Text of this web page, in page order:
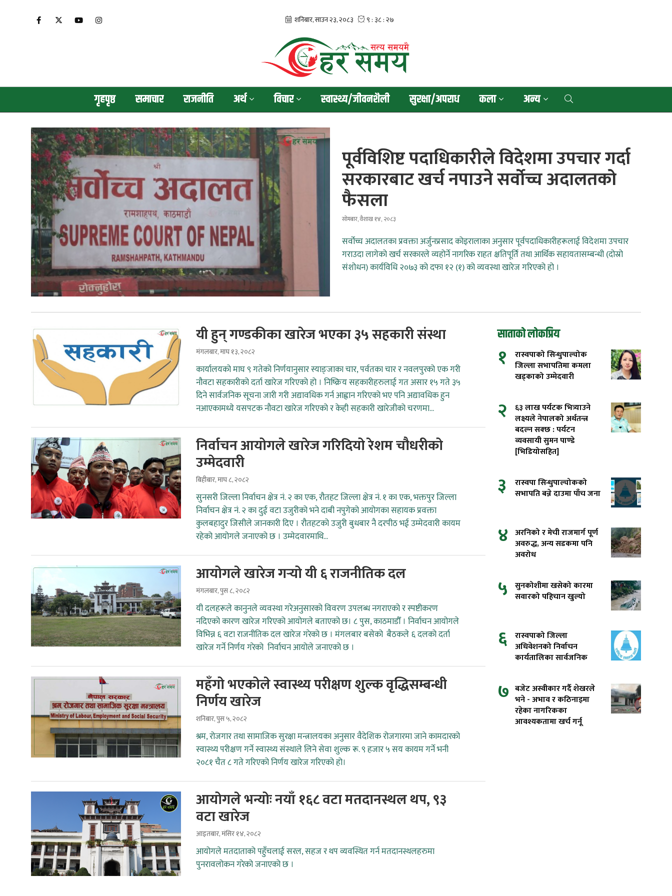
गृहपृष्ठ समाचार राजनीति अर्थ विचार स्वास्थ्य/जीवनशैली सुरक्षा/अपराध कला अन्य
पूर्वविशिष्ट पदाधिकारीले विदेशमा उपचार गर्दा
सरकारबाट खर्च नपाउने सर्वोच्च अदालतको
फैसला
सोमबार, वैशाख १४, २०८३
सर्वोच्च अदालतका प्रवक्ता अर्जुनप्रसाद कोइरालाका अनुसार पूर्वपदाधिकारीहरूलाई विदेशमा उपचार
गराउदा लागेको खर्च सरकारले व्यहोर्ने नागरिक राहत क्षतिपूर्ति तथा आर्थिक सहायतासम्बन्धी (दोस्रो
संशोधन) कार्यविधि २०७३ को दफा १२ (१) को व्यवस्था खारेज गरिएको हो ।
यी हुन् गण्डकीका खारेज भएका ३५ सहकारी संस्था
मंगलबार, माघ १३, २०८२
कार्यालयको माघ ९ गतेको निर्णयानुसार स्याङ्जाका चार, पर्वतका चार र नवलपुरको एक गरी
नौवटा सहकारीको दर्ता खारेज गरिएको हो । निष्क्रिय सहकारीहरुलाई गत असार १५ गते ३५
दिने सार्वजनिक सूचना जारी गरी अद्यावधिक गर्न आह्वान गरिएको भए पनि अद्यावधिक हुन
नआएकामध्ये यसपटक नौवटा खारेज गरिएको र केही सहकारी खारेजीको चरणमा...
निर्वाचन आयोगले खारेज गरिदियो रेशम चौधरीको
उम्मेदवारी
बिहीबार, माघ ८, २०८२
सुनसरी जिल्ला निर्वाचन क्षेत्र नं. २ का एक, रौतहट जिल्ला क्षेत्र नं. १ का एक, भक्तपुर जिल्ला
निर्वाचन क्षेत्र नं. २ का दुई वटा उजुरीको भने दाबी नपुगेको आयोगका सहायक प्रवक्ता
कुलबहादुर जिसीले जानकारी दिए । रौतहटको उजुरी बुधबार नै दरपीठ भई उम्मेदवारी कायम
रहेको आयोगले जनाएको छ । उम्मेदवारमाथि...
आयोगले खारेज गर्‍यो यी ६ राजनीतिक दल
मंगलबार, पुस ८, २०८२
यी दलहरूले कानुनले व्यवस्था गरेअनुसारको विवरण उपलब्ध नगराएको र स्पष्टीकरण
नदिएको कारण खारेज गरिएको आयोगले बताएको छ। ८ पुस, काठमाडौँ । निर्वाचन आयोगले
विभिन्न ६ वटा राजनीतिक दल खारेज गरेको छ । मंगलबार बसेको ‍‍‍ बैठकले ६ दलको दर्ता
खारेज गर्ने निर्णय गरेको निर्वाचन आयोले जनाएको छ ।
महँगो भएकोले स्वास्थ्य परीक्षण शुल्क वृद्धिसम्बन्धी
निर्णय खारेज
शनिबार, पुस ५, २०८२
श्रम, रोजगार तथा सामाजिक सुरक्षा मन्त्रालयका अनुसार वैदेशिक रोजगारमा जाने कामदारको
स्वास्थ्य परीक्षण गर्ने स्वास्थ्य संस्थाले लिने सेवा शुल्क रू. ९ हजार ५ सय कायम गर्ने भनी
२०८१ चैत ८ गते गरिएको निर्णय खारेज गरिएको हो।
आयोगले भन्योः नयाँ १६८ वटा मतदानस्थल थप, ९३
वटा खारेज
आइतबार, मंसिर १४, २०८२
आयोगले मतदाताको पहुँचलाई सरल, सहज र थप व्यवस्थित गर्न मतदानस्थलहरुमा
पुनरावलोकन गरेको जनाएको छ ।
साताको लोकप्रिय
१
रास्वपाको सिन्धुपाल्चोक
जिल्ला सभापतिमा कमला
खड्काको उम्मेदवारी
२
६३ लाख पर्यटक भित्र्याउने
लक्ष्यले नेपालको अर्थतन्त्र
बदल्न सक्छ : पर्यटन
व्यवसायी सुमन पाण्डे
[भिडियोसहित]
३
रास्वपा सिन्धुपाल्चोकको
सभापति बन्ने दाउमा पाँच जना
४ अरनिको र मेची राजमार्ग पूर्ण
अवरुद्ध, अन्य सडकमा पनि
अवरोध
५ सुनकोशीमा खसेको कारमा
सवारको पहिचान खुल्यो
६ रास्वपाको जिल्ला
अधिवेशनको निर्वाचन
कार्यतालिका सार्वजनिक
७ बजेट अस्वीकार गर्दै शेखरले
भने - अभाव र कठिनाइमा
रहेका नागरिकका
आवश्यकतामा खर्च गर्नू